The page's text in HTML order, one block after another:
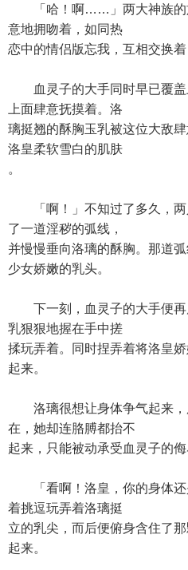
「哈！啊……」两大神族的
意地拥吻着，如同热
恋中的情侣版忘我，互相交换着
血灵子的大手同时早已覆盖
上面肆意抚摸着。洛
璃挺翘的酥胸玉乳被这位大敌
洛皇柔软雪白的肌肤
。
「啊！」不知过了多久，两
了一道淫秽的弧线，
并慢慢垂向洛璃的酥胸。那道
少女娇嫩的乳头。
下一刻，血灵子的大手便再
乳狠狠地握在手中搓
揉玩弄着。同时捏弄着将洛皇
起来。
洛璃很想让身体争气起来，
在，她却连胳膊都抬不
起来，只能被动承受血灵子的侮
「看啊！洛皇，你的身体还
着挑逗玩弄着洛璃挺
立的乳尖，而后便俯身含住了
起来。